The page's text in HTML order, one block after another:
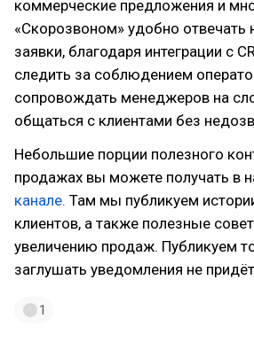
коммерческие предложения и
«Скорозвоном» удобно отвечать
заявки, благодаря интеграции с
следить за соблюдением
сопровождать менеджеров на
общаться с клиентами без
Небольшие порции полезного
продажах вы можете получать в
канале. Там мы публикуем
клиентов, а также полезные
увеличению продаж. Публикуем
заглушать уведомления не
1